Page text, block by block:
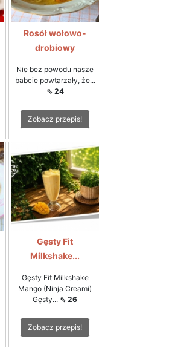
Rosół wołowo-
drobiowy
Nie bez powodu nasze
babcie powtarzały, że...
⇖ 24
Zobacz przepis!
Gęsty Fit
Milkshake...
Gęsty Fit Milkshake
Mango (Ninja Creami)
Gęsty... ⇖ 26
Zobacz przepis!